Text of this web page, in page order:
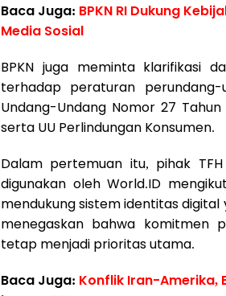
Baca Juga: BPKN RI Dukung
Media Sosial
BPKN juga meminta klarifikasi
terhadap peraturan perundang-
Undang-Undang Nomor 27
serta UU Perlindungan Konsumen.
Dalam pertemuan itu, pihak
digunakan oleh World.ID
mendukung sistem identitas
menegaskan bahwa komitmen
tetap menjadi prioritas utama.
Baca Juga: Konflik Iran-Amerika,